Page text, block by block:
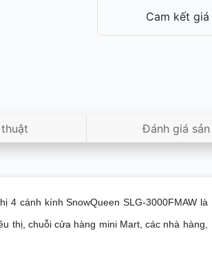
Cam kết
Đánh giá
cánh kính SnowQueen SLG-3000FMAW là
thị, chuỗi cửa hàng mini Mart, các nhà hàng,